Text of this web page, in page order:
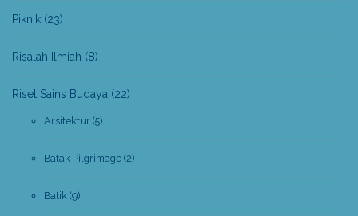
Piknik (23)
Risalah Ilmiah (8)
Riset Sains Budaya (22)
Arsitektur (5)
Batak Pilgrimage (2)
Batik (9)